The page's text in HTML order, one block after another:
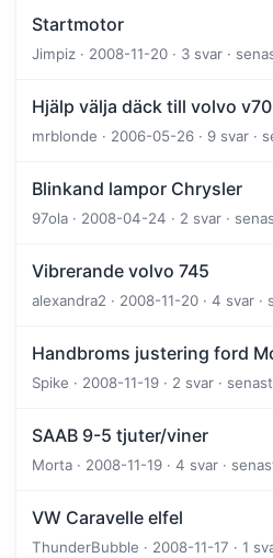
Startmotor
Jimpiz · 2008-11-20 · 3 svar ·
Hjälp välja däck till volvo v70
mrblonde · 2006-05-26 · 9 svar ·
Blinkand lampor Chrysler
97ola · 2008-04-24 · 2 svar ·
Vibrerande volvo 745
alexandra2 · 2008-11-20 · 4 svar
Handbroms justering ford
Spike · 2008-11-19 · 2 svar ·
SAAB 9-5 tjuter/viner
Morta · 2008-11-19 · 4 svar ·
VW Caravelle elfel
ThunderBubble · 2008-11-17 · 1